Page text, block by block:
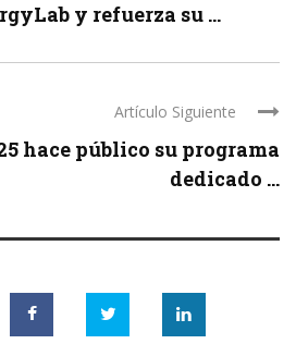
y refuerza su ...
Artículo Siguiente
hace público su programa
dedicado ...